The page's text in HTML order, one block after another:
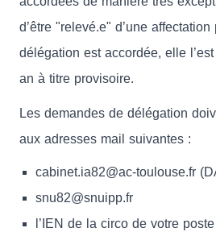
d’être "relevé.e" d’une
délégation est accordée, elle
an à titre provisoire.
Les demandes de délégation
aux adresses mail suivantes :
cabinet.ia82@ac-toulouse.fr
snu82@snuipp.fr
l’IEN de la circo de votre